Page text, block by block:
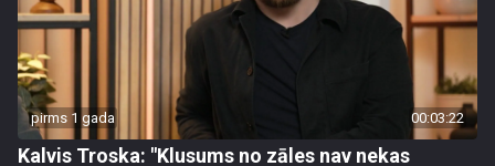
pirms 1 gada 00:03:22
Kalvis Troska: "Klusums no zāles nav nekas